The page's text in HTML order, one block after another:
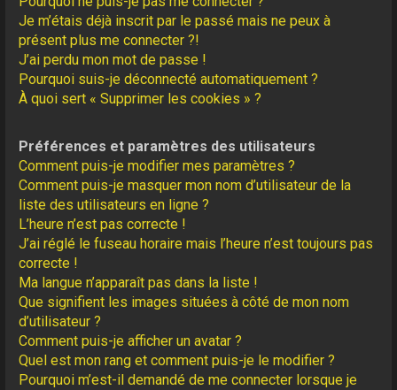
Je m’étais déjà inscrit par le passé mais ne peux à
présent plus me connecter ?!
J’ai perdu mon mot de passe !
Pourquoi suis-je déconnecté automatiquement ?
À quoi sert « Supprimer les cookies » ?
Préférences et paramètres des utilisateurs
Comment puis-je modifier mes paramètres ?
Comment puis-je masquer mon nom d’utilisateur de la
liste des utilisateurs en ligne ?
L’heure n’est pas correcte !
J’ai réglé le fuseau horaire mais l’heure n’est toujours pas
correcte !
Ma langue n’apparaît pas dans la liste !
Que signifient les images situées à côté de mon nom
d’utilisateur ?
Comment puis-je afficher un avatar ?
Quel est mon rang et comment puis-je le modifier ?
Pourquoi m’est-il demandé de me connecter lorsque je